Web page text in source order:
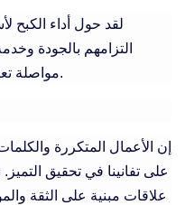
لقد حول أداء الكبح
التزامهم بالجودة
مواصلة تعاوننا طويل الأمد." - عميل دولي مهم.
إن الأعمال المتكررة
على تفانينا في تحقيق
علاقات مبنية على الثقة